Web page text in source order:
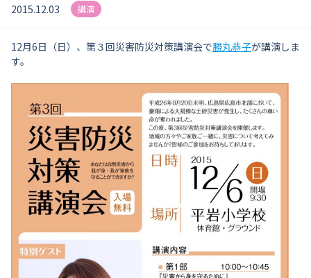
2015.12.03 講演
12月6日（日）、第３回災害防災対策講演会で勝丸恭子が講演しま
す。